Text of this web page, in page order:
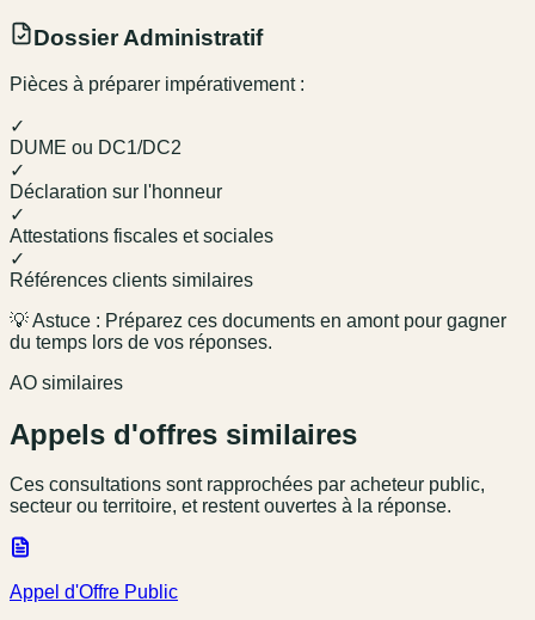
Dossier Administratif
Pièces à préparer impérativement :
✓
DUME ou DC1/DC2
✓
Déclaration sur l'honneur
✓
Attestations fiscales et sociales
✓
Références clients similaires
💡 Astuce : Préparez ces documents en amont pour gagner
du temps lors de vos réponses.
AO similaires
Appels d'offres similaires
Ces consultations sont rapprochées par acheteur public,
secteur ou territoire, et restent ouvertes à la réponse.
Appel d'Offre Public